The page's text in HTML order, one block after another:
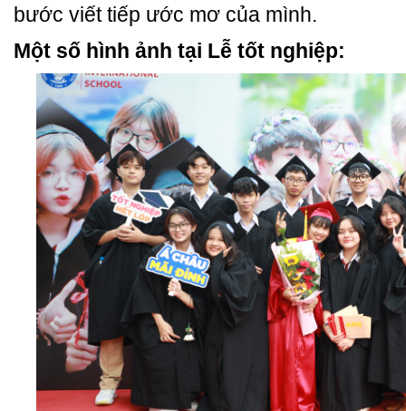
bước viết tiếp ước mơ của mình.
Một số hình ảnh tại Lễ tốt nghiệp: